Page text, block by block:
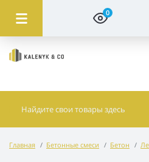
0
Главная Бетонные смеси Бетон